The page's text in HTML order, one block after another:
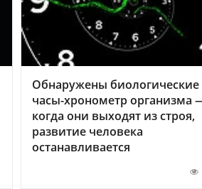
Обнаружены биологические
часы-хронометр организма
когда они выходят из строя,
развитие человека
останавливается